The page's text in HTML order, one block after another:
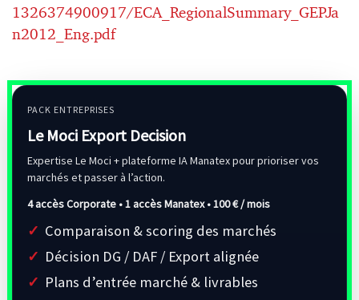
1326374900917/ECA_RegionalSummary_GEPJa
n2012_Eng.pdf
PACK ENTREPRISES
Le Moci Export Decision
Expertise Le Moci + plateforme IA Manatex pour prioriser vos
marchés et passer à l’action.
4 accès Corporate • 1 accès Manatex •100 € / mois
Comparaison & scoring des marchés
Décision DG / DAF / Export alignée
Plans d’entrée marché & livrables